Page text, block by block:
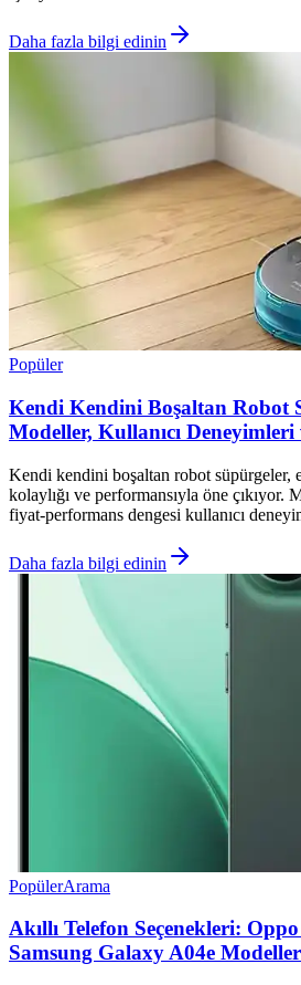
Daha fazla bilgi edinin
Popüler
Kendi Kendini Boşaltan Robot
Modeller, Kullanıcı
Kendi kendini boşaltan robot süpürgeler,
kolaylığı ve performansıyla öne çıkıyor.
fiyat-performans dengesi kullanıcı
Daha fazla bilgi edinin
PopülerArama
Akıllı Telefon Seçenekleri:
Samsung Galaxy A04e